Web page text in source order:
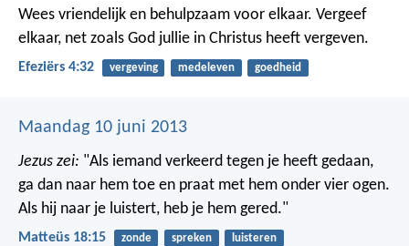
Wees vriendelijk en behulpzaam voor elkaar. Vergeef
elkaar, net zoals God jullie in Christus heeft vergeven.
Efeziërs 4:32 vergeving medeleven goedheid
Maandag 10 juni 2013
Jezus zei: "Als iemand verkeerd tegen je heeft gedaan,
ga dan naar hem toe en praat met hem onder vier ogen.
Als hij naar je luistert, heb je hem gered."
Matteüs 18:15 zonde spreken luisteren